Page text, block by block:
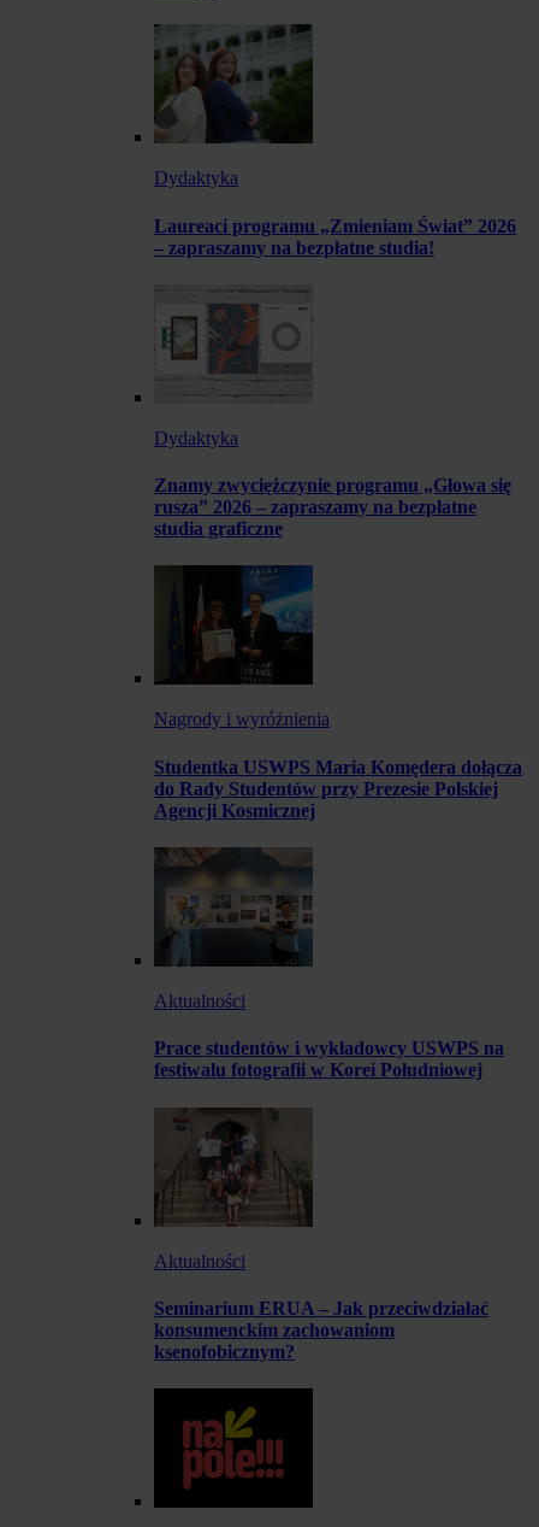
Dydaktyka
Laureaci programu „Zmieniam Świat” 2026
– zapraszamy na bezpłatne studia!
Dydaktyka
Znamy zwyciężczynie programu „Głowa się
rusza” 2026 – zapraszamy na bezpłatne
studia graficzne
Nagrody i wyróżnienia
Studentka USWPS Maria Komędera dołącza
do Rady Studentów przy Prezesie Polskiej
Agencji Kosmicznej
Aktualności
Prace studentów i wykładowcy USWPS na
festiwalu fotografii w Korei Południowej
Aktualności
Seminarium ERUA – Jak przeciwdziałać
konsumenckim zachowaniom
ksenofobicznym?